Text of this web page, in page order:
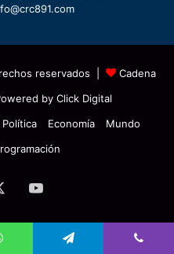
reservados |
Cadena
by Click Digital
Política Economía
Mundo
YouTube